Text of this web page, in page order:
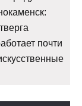
почти